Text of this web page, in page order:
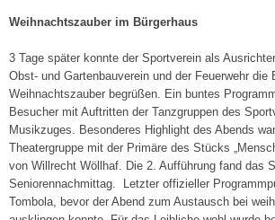
Weihnachtszauber im Bürgerhaus
3 Tage später konnte der Sportverein als
Obst- und Gartenbauverein und der Feuerwehr die
Weihnachtszauber begrüßen. Ein buntes
Besucher mit Auftritten der Tanzgruppen des
Musikzuges. Besonderes Highlight des Abends
Theatergruppe mit der Primäre des Stücks
von Willrecht Wöllhaf. Die 2. Aufführung fand das
Seniorennachmittag. Letzter offizieller
Tombola, bevor der Abend zum Austausch bei